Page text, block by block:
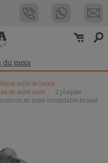
du mois
salle de bains
en acier inox
2 plaques
en acier inoxydable brossé